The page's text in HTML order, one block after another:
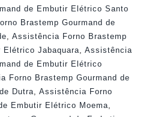
de Embutir Elétrico Santo
Brastemp Gourmand de
Assistência Forno Brastemp
Elétrico Jabaquara
Assistência
de Embutir Elétrico
Forno Brastemp Gourmand de
Dutra
Assistência Forno
Embutir Elétrico Moema